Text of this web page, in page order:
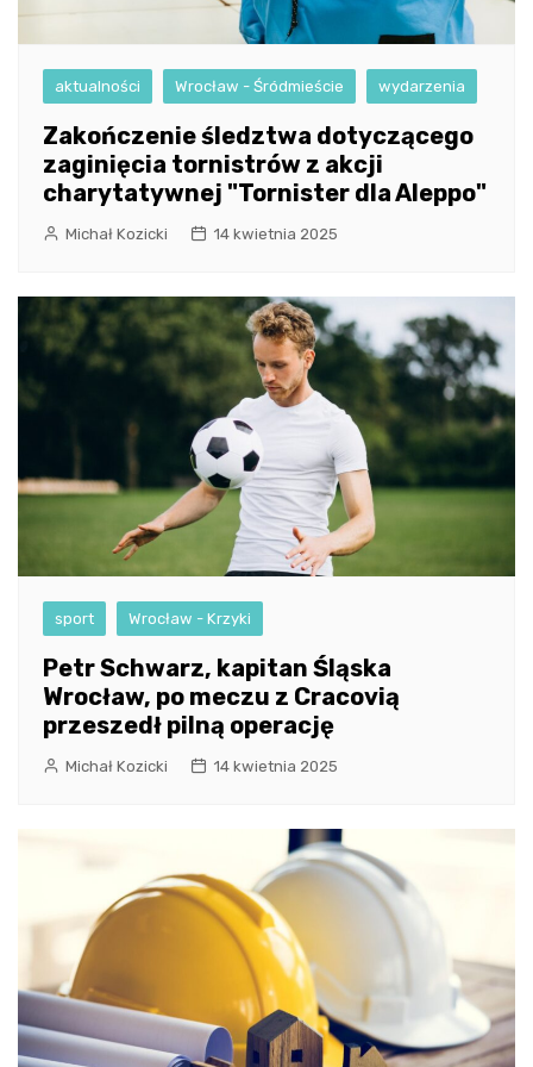
aktualności Wrocław - Śródmieście wydarzenia
Zakończenie śledztwa dotyczącego
zaginięcia tornistrów z akcji
charytatywnej "Tornister dla Aleppo"
Michał Kozicki 14 kwietnia 2025
sport Wrocław - Krzyki
Petr Schwarz, kapitan Śląska
Wrocław, po meczu z Cracovią
przeszedł pilną operację
Michał Kozicki 14 kwietnia 2025